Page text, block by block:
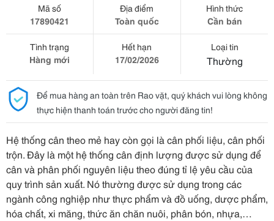
Mã số
17890421
Địa điểm
Toàn quốc
Hình thức
Cần bán
Tình trạng
Hàng mới
Hết hạn
17/02/2026
Loại tin
Thường
Để mua hàng an toàn trên Rao vặt, quý khách vui lòng không
thực hiện thanh toán trước cho người đăng tin!
Hệ thống cân theo mẻ hay còn gọi là cân phối liệu, cân phối
trộn. Đây là một hệ thống cân định lượng được sử dụng để
cân và phân phối nguyên liệu theo đúng tỉ lệ yêu cầu của
quy trình sản xuất. Nó thường được sử dụng trong các
ngành công nghiệp như thực phẩm và đồ uống, dược phẩm,
hóa chất, xi măng, thức ăn chăn nuôi, phân bón, nhựa,…